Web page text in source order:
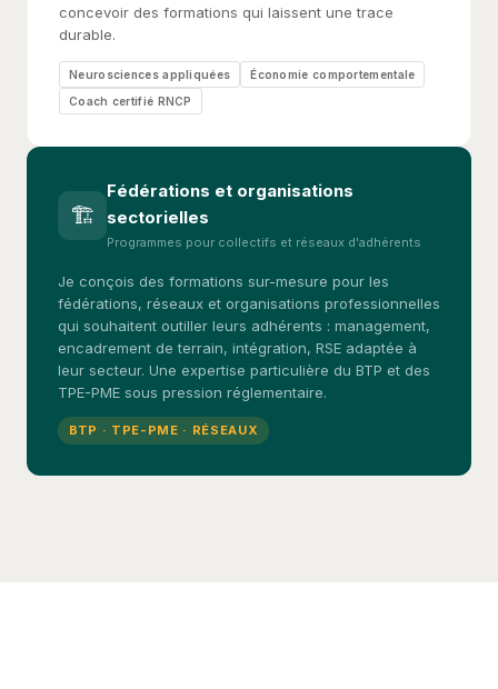
concevoir des formations qui laissent une trace
durable.
Neurosciences appliquées
Économie comportementale
Coach certifié RNCP
🏗️
Fédérations et organisations
sectorielles
Programmes pour collectifs et réseaux d'adhérents
Je conçois des formations sur-mesure pour les
fédérations, réseaux et organisations professionnelles
qui souhaitent outiller leurs adhérents : management,
encadrement de terrain, intégration, RSE adaptée à
leur secteur. Une expertise particulière du BTP et des
TPE-PME sous pression réglementaire.
BTP · TPE-PME · RÉSEAUX